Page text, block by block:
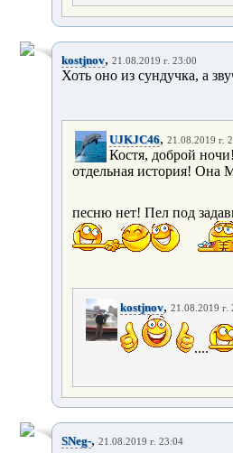
kostjnov, 21.08.2019 г. 23:00
Хоть оно из сундучка, а
UJKJC46, 21.08.2019 г.
Костя, доброй
отдельная история! Она
песню нет! Пел под
kostjnov, 21.08.2019 г.
....
SNeg-, 21.08.2019 г. 23:04